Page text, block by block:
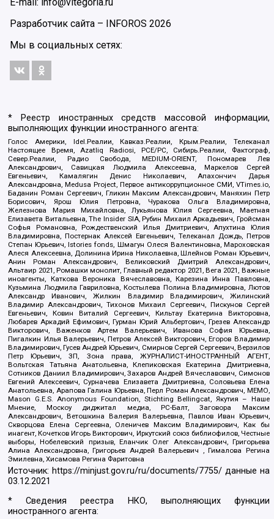
Разработчик сайта – INFOROS 2026
Мы в социальных сетях:
* Реестр иностранных средств массовой информации,
выполняющих функции иностранного агента:
Голос Америки, Idel.Реалии, Кавказ.Реалии, Крым.Реалии, Телеканал
Настоящее Время, Azatliq Radiosi, PCE/PC, Сибирь.Реалии, Фактограф,
Север.Реалии, Радио Свобода, MEDIUM-ORIENT, Пономарев Лев
Александрович, Савицкая Людмила Алексеевна, Маркелов Сергей
Евгеньевич, Камалягин Денис Николаевич, Апахончич Дарья
Александровна, Medusa Project, Первое антикоррупционное СМИ, VTimes.io,
Баданин Роман Сергеевич, Гликин Максим Александрович, Маняхин Петр
Борисович, Ярош Юлия Петровна, Чуракова Ольга Владимировна,
Железнова Мария Михайловна, Лукьянова Юлия Сергеевна, Маетная
Елизавета Витальевна, The Insider SIA, Рубин Михаил Аркадьевич, Гройсман
Софья Романовна, Рождественский Илья Дмитриевич, Апухтина Юлия
Владимировна, Постернак Алексей Евгеньевич, Телеканал Дождь, Петров
Степан Юрьевич, Istories fonds, Шмагун Олеся Валентиновна, Мароховская
Алеся Алексеевна, Долинина Ирина Николаевна, Шлейнов Роман Юрьевич,
Анин Роман Александрович, Великовский Дмитрий Александрович,
Альтаир 2021, Ромашки монолит, Главный редактор 2021, Вега 2021, Важные
иноагенты, Каткова Вероника Вячеславовна, Карезина Инна Павловна,
Кузьмина Людмила Гавриловна, Костылева Полина Владимировна, Лютов
Александр Иванович, Жилкин Владимир Владимирович, Жилинский
Владимир Александрович, Тихонов Михаил Сергеевич, Пискунов Сергей
Евгеньевич, Ковин Виталий Сергеевич, Кильтау Екатерина Викторовна,
Любарев Аркадий Ефимович, Гурман Юрий Альбертович, Грезев Александр
Викторович, Важенков Артем Валерьевич, Иванова София Юрьевна,
Пигалкин Илья Валерьевич, Петров Алексей Викторович, Егоров Владимир
Владимирович, Гусев Андрей Юрьевич, Смирнов Сергей Сергеевич, Верзилов
Петр Юрьевич, ЗП, Зона права, ЖУРНАЛИСТ-ИНОСТРАННЫЙ АГЕНТ,
Вольтская Татьяна Анатольевна, Клепиковская Екатерина Дмитриевна,
Сотников Даниил Владимирович, Захаров Андрей Вячеславович, Симонов
Евгений Алексеевич, Сурначева Елизавета Дмитриевна, Соловьева Елена
Анатольевна, Арапова Галина Юрьевна, Перл Роман Александрович, МЕМО,
Mason G.E.S. Anonymous Foundation, Stichting Bellingcat, Якутия – Наше
Мнение, Москоу диджитал медиа, РС-Балт, Заговора Максим
Александрович, Ветошкина Валерия Валерьевна, Павлов Иван Юрьевич,
Скворцова Елена Сергеевна, Оленичев Максим Владимирович, Как бы
инагент, Кочетков Игорь Викторович, Иркутский союз библиофилов, Честные
выборы, Нобелевский призыв, Еланчик Олег Александрович, Григорьева
Алина Александровна, Григорьев Андрей Валерьевич , Гималова Регина
Эмилевна, Хисамова Регина Фаритовна
Источник:https://minjust.gov.ru/ru/documents/7755/ данные на
03.12.2021
* Сведения реестра НКО, выполняющих функции
иностранного агента: